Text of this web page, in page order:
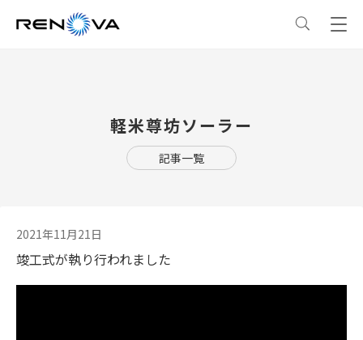
トップ
レノバの強み
発電所・蓄電所一覧
会社概要・アクセス
CEOメッセージ
サステナビリティ
理念・ポリシー
ニュース
採用情報
軽米尊坊ソーラー
記事一覧
2021年11月21日
竣工式が執り行われました